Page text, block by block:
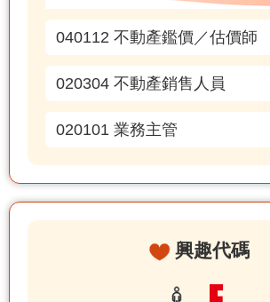
040112 不動產鑑價／估價師
020304 不動產銷售人員
020101 業務主管
興趣代碼